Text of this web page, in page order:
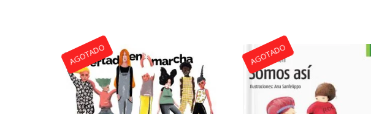
AGOTADO AGOTADO